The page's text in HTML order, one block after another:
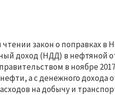
закон о поправках в
доход (НДД) в нефтяной
в ноябре
а с денежного дохода
на добычу и